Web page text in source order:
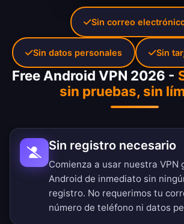
Free Android VPN 2026 -
sin pruebas, sin
Sin registro necesario
Comienza a usar nuestra VPN
Android de inmediato sin
registro. No requerimos tu
número de teléfono ni datos
Sin correo
Sin datos personales Sin